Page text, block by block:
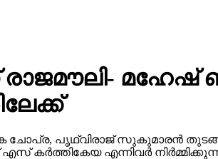
മഹേഷ്
ചോപ്ര, പൃഥ്വിരാജ് സുകുമാരൻ
കർത്തികേയ എന്നിവർ